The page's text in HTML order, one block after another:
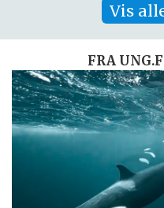
Vis
FRA